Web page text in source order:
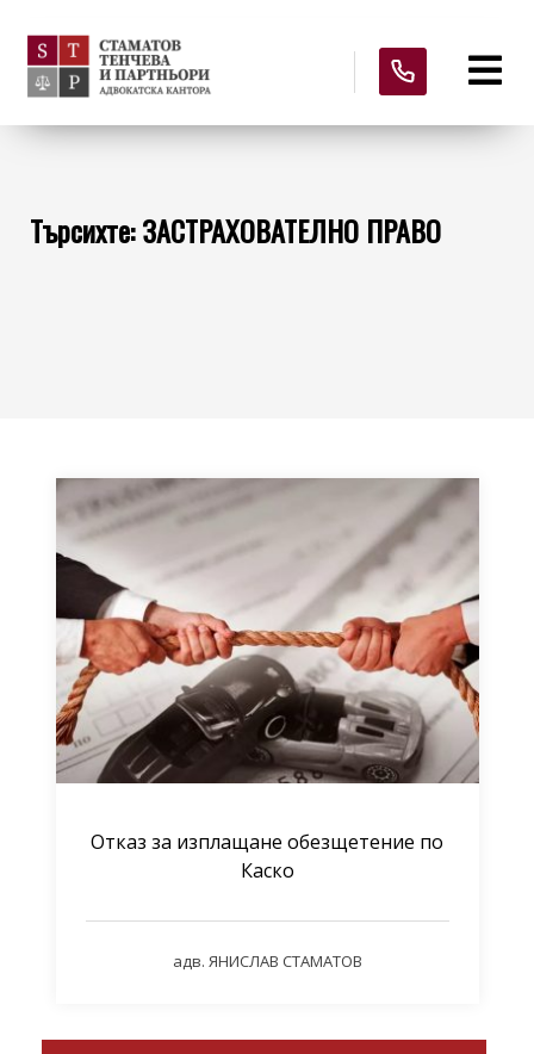
Търсихте: ЗАСТРАХОВАТЕЛНО ПРАВО
Отказ за изплащане обезщетение по
Каско
адв. ЯНИСЛАВ СТАМАТОВ